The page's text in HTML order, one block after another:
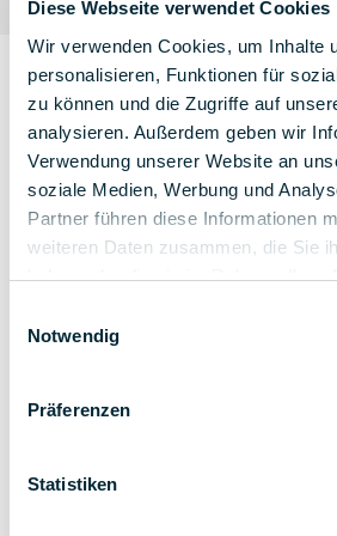
Diese Webseite verwendet Cookies
Wir verwenden Cookies, um Inhalte
personalisieren, Funktionen für
zu können und die Zugriffe auf
analysieren. Außerdem geben wir
Verwendung unserer Website an
soziale Medien, Werbung und
Partner führen diese Informationen
weiteren Daten zusammen, die Sie
haben oder die sie im Rahmen Ihrer
Notwendig
Präferenzen
Statistiken
ACTUALITÉS CHEZ PMT
PMT AU
INTERSOLAR
Trois jours passionnants et réussis
Munich s'achèvent.
09 juillet 2024 | 7:06
Lors du salon Intersolar 2024 de
nous avons eu l'occasion de réaliser
Scott Norge et Marco Hüsener de
Ils ont partagé leurs expériences